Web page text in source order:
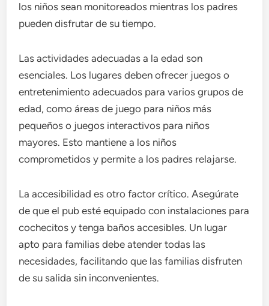
los niños sean monitoreados mientras los padres
pueden disfrutar de su tiempo.
Las actividades adecuadas a la edad son
esenciales. Los lugares deben ofrecer juegos o
entretenimiento adecuados para varios grupos de
edad, como áreas de juego para niños más
pequeños o juegos interactivos para niños
mayores. Esto mantiene a los niños
comprometidos y permite a los padres relajarse.
La accesibilidad es otro factor crítico. Asegúrate
de que el pub esté equipado con instalaciones para
cochecitos y tenga baños accesibles. Un lugar
apto para familias debe atender todas las
necesidades, facilitando que las familias disfruten
de su salida sin inconvenientes.